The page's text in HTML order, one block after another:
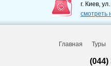
г. Киев,
смотреть
Главная Туры
(044)